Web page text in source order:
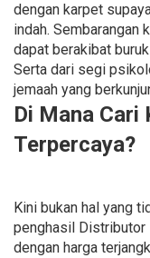
dengan karpet
indah. Sembarangan
dapat berakibat
Serta dari segi
jemaah yang
Di Mana Cari
Terpercaya?
Kini bukan hal yang
penghasil Distributor
dengan harga